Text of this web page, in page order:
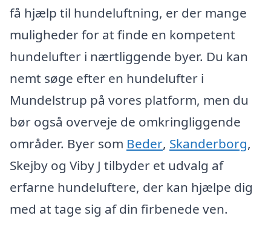
få hjælp til hundeluftning, er der mange
muligheder for at finde en kompetent
hundelufter i nærtliggende byer. Du kan
nemt søge efter en hundelufter i
Mundelstrup på vores platform, men du
bør også overveje de omkringliggende
områder. Byer som Beder, Skanderborg,
Skejby og Viby J tilbyder et udvalg af
erfarne hundeluftere, der kan hjælpe dig
med at tage sig af din firbenede ven.